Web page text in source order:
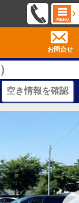
お問合せ
空き情報を確認